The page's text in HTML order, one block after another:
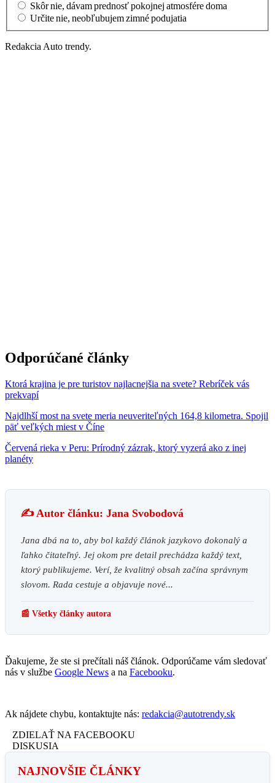
Skôr nie, dávam prednosť pokojnej atmosfére doma
Určite nie, neobľubujem zimné podujatia
Redakcia Auto trendy.
Odporúčané články
Ktorá krajina je pre turistov najlacnejšia na svete? Rebríček vás
prekvapí
Najdlhší most na svete meria neuveriteľných 164,8 kilometra. Spojil
päť veľkých miest v Číne
Červená rieka v Peru: Prírodný zázrak, ktorý vyzerá ako z inej
planéty
✍️ Autor článku: Jana Svobodová
Jana dbá na to, aby bol každý článok jazykovo dokonalý a
ľahko čitateľný. Jej okom pre detail prechádza každý text,
ktorý publikujeme. Verí, že kvalitný obsah začína správnym
slovom. Rada cestuje a objavuje nové...
📰 Všetky články autora
Ďakujeme, že ste si prečítali náš článok. Odporúčame vám sledovať
nás v službe Google News a na Facebooku.
Ak nájdete chybu, kontaktujte nás: redakcia@autotrendy.sk
ZDIELAŤ NA FACEBOOKU
DISKUSIA
NAJNOVŠIE ČLÁNKY